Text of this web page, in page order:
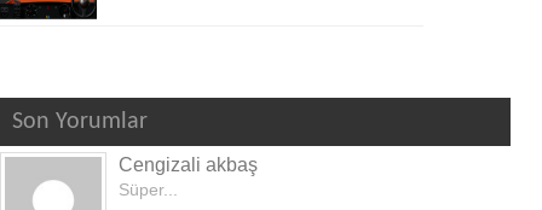
Son Yorumlar
Cengizali akbaş
Süper...